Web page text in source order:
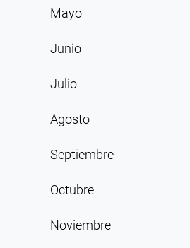
Mayo
Junio
Julio
Agosto
Septiembre
Octubre
Noviembre